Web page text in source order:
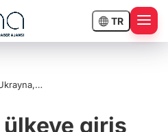
TR
sıkılaştırıyor
giriş